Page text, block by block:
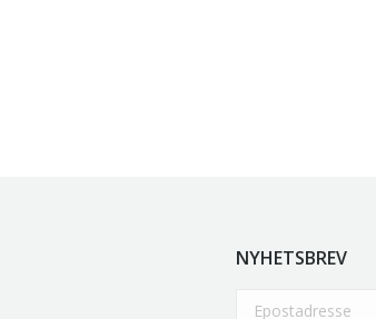
NYHETSBREV